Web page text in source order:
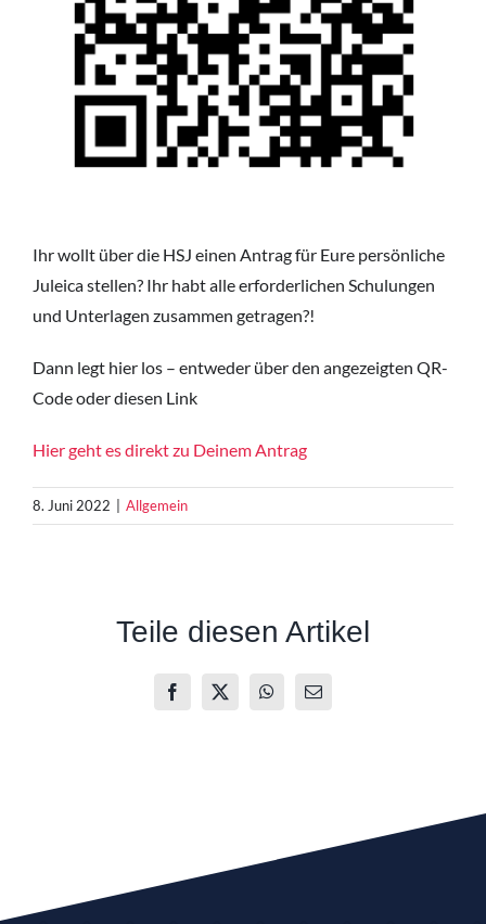
Ihr wollt über die HSJ einen Antrag für Eure persönliche
Juleica stellen? Ihr habt alle erforderlichen Schulungen
und Unterlagen zusammen getragen?!
Dann legt hier los – entweder über den angezeigten QR-
Code oder diesen Link
Hier geht es direkt zu Deinem Antrag
8. Juni 2022 Allgemein
Teile diesen Artikel
Facebook
X WhatsApp
E-